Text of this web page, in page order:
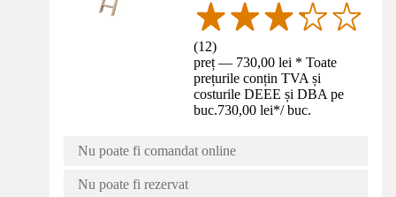
(12)
preț — 730,00 lei * Toate
prețurile conțin TVA și
costurile DEEE și DBA pe
buc.730,00 lei*/ buc.
Nu poate fi comandat online
Nu poate fi rezervat